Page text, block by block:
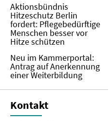
Aktionsbündnis
Hitzeschutz Berlin
fordert: Pflegebedürftige
Menschen besser vor
Hitze schützen
Neu im Kammerportal:
Antrag auf Anerkennung
einer Weiterbildung
Kontakt